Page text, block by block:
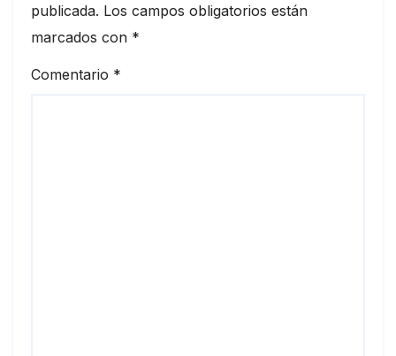
publicada. Los campos obligatorios están
marcados con *
Comentario *